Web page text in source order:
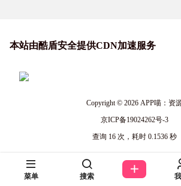
本站由酷盾安全提供CDN加速服务
Copyright © 2026APP喵：资
京ICP备19024262号-3
查询 16 次，耗时 0.1536 秒
菜单 搜索